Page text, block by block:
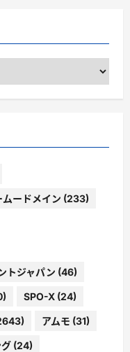
ードメイン (233)
トジャパン (46)
SPO-X (24)
アムモ (31)
(24)